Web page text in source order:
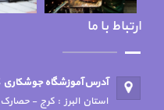
ارتباط با ما
آدرس آموزشگاه
استان البرز : کرج -